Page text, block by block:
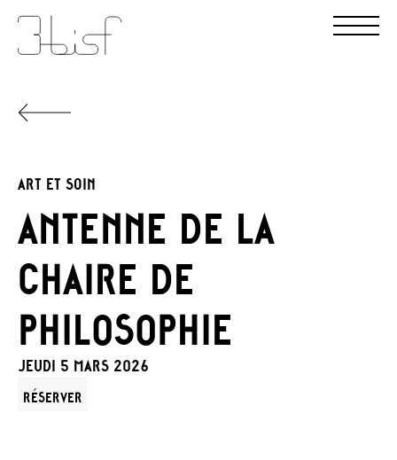
ART ET SOIN
ANTENNE DE LA
CHAIRE DE
PHILOSOPHIE
JEUDI 5 MARS 2026
RÉSERVER